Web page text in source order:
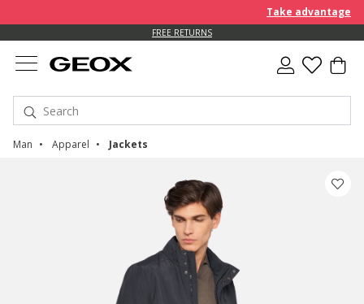
Take advantage of
FREE RETURNS
Man Apparel Jackets